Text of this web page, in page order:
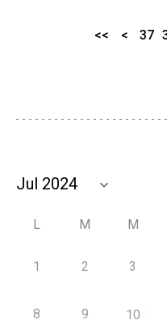
<< < 37
L M M
1 2 3
8 9 10